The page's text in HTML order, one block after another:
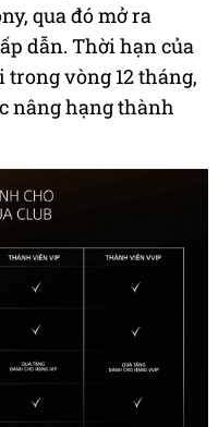
qua đó mở ra
dẫn. Thời hạn của
vòng 12 tháng,
nâng hạng thành